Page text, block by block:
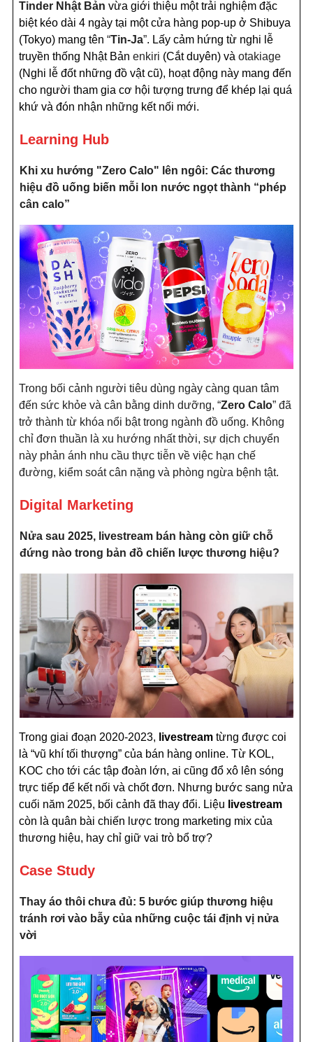
Tinder Nhật Bản vừa giới thiệu một trải nghiệm đặc
biệt kéo dài 4 ngày tại một cửa hàng pop-up ở Shibuya
(Tokyo) mang tên “Tin-Ja”. Lấy cảm hứng từ nghi lễ
truyền thống Nhật Bản enkiri (Cắt duyên) và otakiage
(Nghi lễ đốt những đồ vật cũ), hoạt động này mang đến
cho người tham gia cơ hội tượng trưng để khép lại quá
khứ và đón nhận những kết nối mới.
Learning Hub
Khi xu hướng "Zero Calo" lên ngôi: Các thương
hiệu đồ uống biến mỗi lon nước ngọt thành “phép
cân calo”
Trong bối cảnh người tiêu dùng ngày càng quan tâm
đến sức khỏe và cân bằng dinh dưỡng, “Zero Calo” đã
trở thành từ khóa nổi bật trong ngành đồ uống. Không
chỉ đơn thuần là xu hướng nhất thời, sự dịch chuyển
này phản ánh nhu cầu thực tiễn về việc hạn chế
đường, kiểm soát cân nặng và phòng ngừa bệnh tật.
Digital Marketing
Nửa sau 2025, livestream bán hàng còn giữ chỗ
đứng nào trong bản đồ chiến lược thương hiệu?
Trong giai đoạn 2020-2023, livestream từng được coi
là “vũ khí tối thượng” của bán hàng online. Từ KOL,
KOC cho tới các tập đoàn lớn, ai cũng đổ xô lên sóng
trực tiếp để kết nối và chốt đơn. Nhưng bước sang nửa
cuối năm 2025, bối cảnh đã thay đổi. Liệu livestream
còn là quân bài chiến lược trong marketing mix của
thương hiệu, hay chỉ giữ vai trò bổ trợ?
Case Study
Thay áo thôi chưa đủ: 5 bước giúp thương hiệu
tránh rơi vào bẫy của những cuộc tái định vị nửa
vời